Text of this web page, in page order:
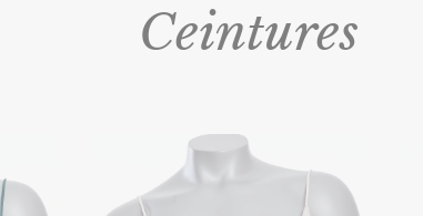
Ceintures
Jupes
Pantalons